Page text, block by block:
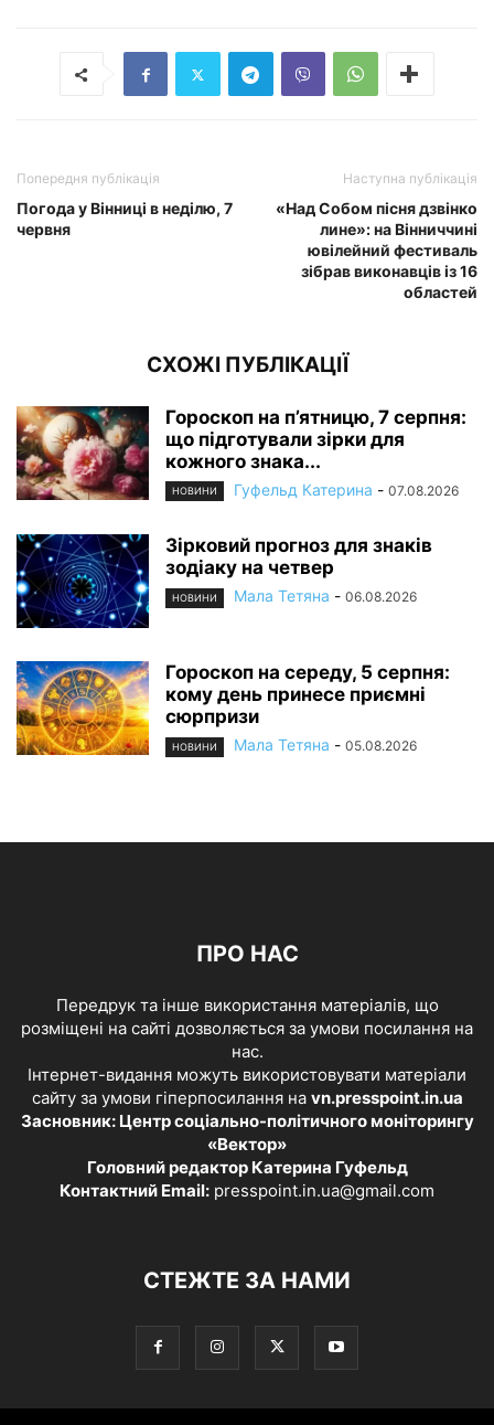
Попередня публікація
Погода у Вінниці в неділю, 7
червня
Наступна публікація
«Над Собом пісня дзвінко
лине»: на Вінниччині
ювілейний фестиваль
зібрав виконавців із 16
областей
СХОЖІ ПУБЛІКАЦІЇ
Гороскоп на п’ятницю, 7 серпня:
що підготували зірки для
кожного знака...
НОВИНИ Гуфельд Катерина - 07.08.2026
Зірковий прогноз для знаків
зодіаку на четвер
НОВИНИ Мала Тетяна - 06.08.2026
Гороскоп на середу, 5 серпня:
кому день принесе приємні
сюрпризи
НОВИНИ Мала Тетяна - 05.08.2026
ПРО НАС
Передрук та інше використання матеріалів, що
розміщені на сайті дозволяється за умови посилання на
нас.
Інтернет-видання можуть використовувати матеріали
сайту за умови гіперпосилання на vn.presspoint.in.ua
Засновник: Центр соціально-політичного моніторингу
«Вектор»
Головний редактор Катерина Гуфельд
Контактний Email: presspoint.in.ua@gmail.com
СТЕЖТЕ ЗА НАМИ